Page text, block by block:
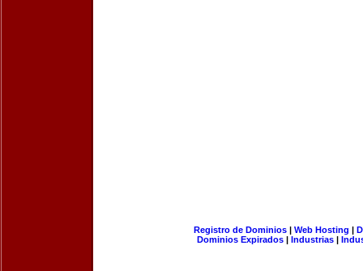
Registro de Dominios| Web Hosting |
Dominios Expirados | Industrias |